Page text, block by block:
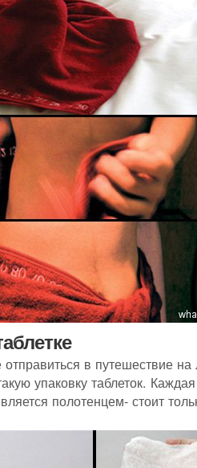
в путешествие на
упаковку таблеток.
полотенцем- стоит